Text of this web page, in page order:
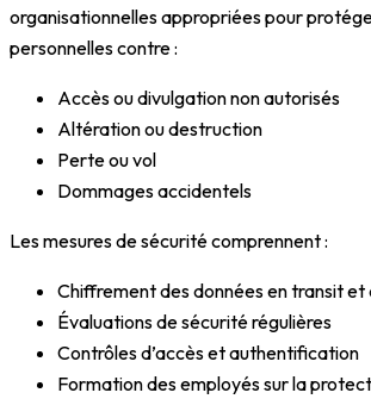
organisationnelles appropriées pour
personnelles contre :
Accès ou divulgation non autorisés
Altération ou destruction
Perte ou vol
Dommages accidentels
Les mesures de sécurité comprennent :
Chiffrement des données en transit et
Évaluations de sécurité régulières
Contrôles d’accès et authentification
Formation des employés sur la